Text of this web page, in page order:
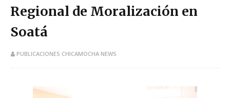
Regional de Moralización en
Soatá
PUBLICACIONES CHICAMOCHA NEWS